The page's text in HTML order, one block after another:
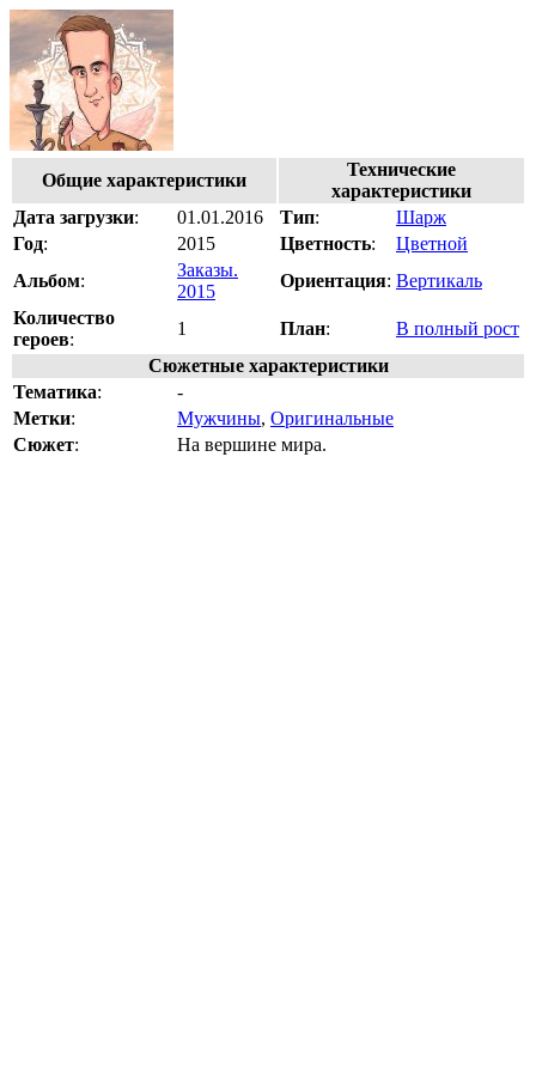
Общие характеристики
Технические
характеристики
Дата загрузки: 01.01.2016 Тип:
Шарж
Год: 2015 Цветность:
Цветной
Альбом:
Заказы.
2015
Ориентация: Вертикаль
Количество
героев:
1 План:
В полный рост
Сюжетные характеристики
Тематика:
-
Метки: Мужчины, Оригинальные
Сюжет: На вершине мира.